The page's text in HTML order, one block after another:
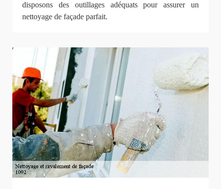
disposons des outillages adéquats pour assurer un
nettoyage de façade parfait.